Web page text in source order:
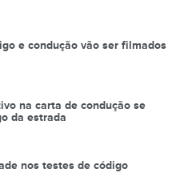
e condução vão ser filmados
na carta de condução se
da estrada
nos testes de código